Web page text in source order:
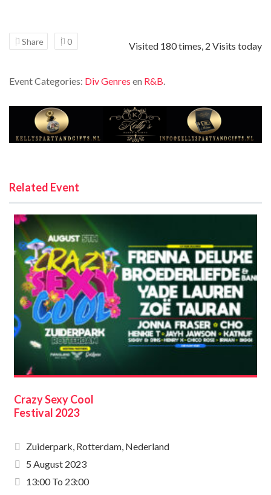
Share 0 Visited 180 times, 2 Visits today
Event Categories: Div Genres en R&B.
Related Event
Crazy Sexy Cool
Festival 2023
Zuiderpark, Rotterdam, Nederland
5 August 2023
13:00 To 23:00